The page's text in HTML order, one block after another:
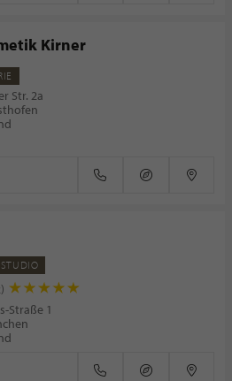
Kirner
Str. 2a
Straße 1